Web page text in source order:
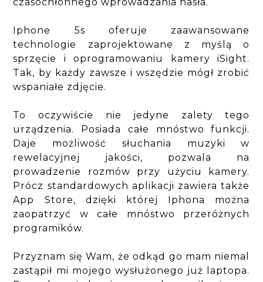
Iphone 5s oferuje zaawansowane
technologie zaprojektowane z myślą o
sprzęcie i oprogramowaniu kamery iSight.
Tak, by każdy zawsze i wszędzie mógł zrobić
wspaniałe zdjęcie.
To oczywiście nie jedyne zalety tego
urządzenia. Posiada całe mnóstwo funkcji.
Daje możliwość słuchania muzyki w
rewelacyjnej jakości, pozwala na
prowadzenie rozmów przy użyciu kamery.
Prócz standardowych aplikacji zawiera także
App Store, dzięki której Iphona można
zaopatrzyć w całe mnóstwo przeróżnych
programików.
Przyznam się Wam, że odkąd go mam niemal
zastąpił mi mojego wysłużonego już laptopa.